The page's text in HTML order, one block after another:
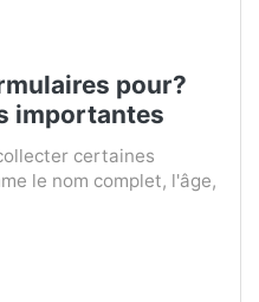
pour?
importantes
certaines
le nom complet, l'âge,